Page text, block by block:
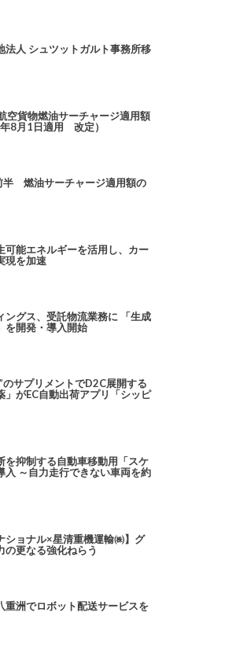
法人 シュツットガルト事務所移
空貨物燃油サーチャージ適用額
8月1日適用 改定）
半 燃油サーチャージ適用額の
可能エネルギーを活用し、カー
現を加速
ングス、受託物流業務に 「生成
を開発・導入開始
のサプリメントでD2C展開する
」がEC自動出荷アプリ「シッピ
を抑制する自動車移動用「スケ
入 ～自力走行できない車両を約
ショナル×星清重機運輸㈱】グ
の更なる強化ねらう
重洲でロボット配送サービスを